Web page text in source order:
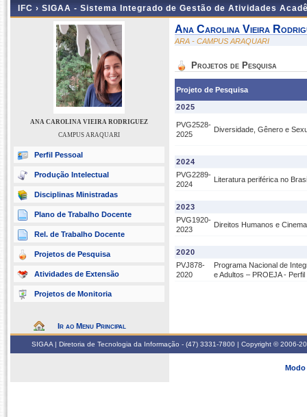
IFC › SIGAA - Sistema Integrado de Gestão de Atividades
ANA CAROLINA VIEIRA RODRIGUEZ
CAMPUS ARAQUARI
Perfil Pessoal
Produção Intelectual
Disciplinas Ministradas
Plano de Trabalho Docente
Rel. de Trabalho Docente
Projetos de Pesquisa
Atividades de Extensão
Projetos de Monitoria
Ir ao Menu Principal
Ana Carolina Vieira
ARA - CAMPUS ARAQUARI
Projetos de Pesquisa
Projeto de Pesquisa
2025
PVG2528-
2025
Diversidade, Gênero e
2024
PVG2289-
2024
Literatura periférica no
2023
PVG1920-
2023
Direitos Humanos e
2020
PVJ878-
2020
Programa Nacional de
e Adultos – PROEJA -
SIGAA | Diretoria de Tecnologia da Informação - (47) 3331-7800 | Copyright © 2006-
Modo